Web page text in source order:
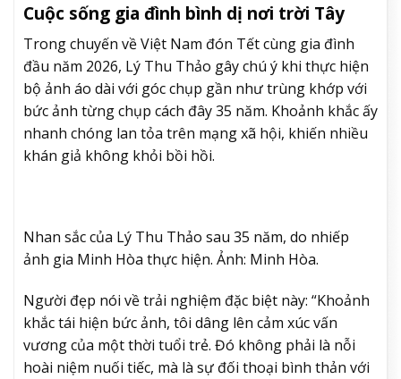
Cuộc sống gia đình bình dị nơi trời Tây
Trong chuyến về Việt Nam đón Tết cùng gia đình
đầu năm 2026, Lý Thu Thảo gây chú ý khi thực hiện
bộ ảnh áo dài với góc chụp gần như trùng khớp với
bức ảnh từng chụp cách đây 35 năm. Khoảnh khắc ấy
nhanh chóng lan tỏa trên mạng xã hội, khiến nhiều
khán giả không khỏi bồi hồi.
Nhan sắc của Lý Thu Thảo sau 35 năm, do nhiếp
ảnh gia Minh Hòa thực hiện. Ảnh: Minh Hòa.
Người đẹp nói về trải nghiệm đặc biệt này: “Khoảnh
khắc tái hiện bức ảnh, tôi dâng lên cảm xúc vấn
vương của một thời tuổi trẻ. Đó không phải là nỗi
hoài niệm nuối tiếc, mà là sự đối thoại bình thản với